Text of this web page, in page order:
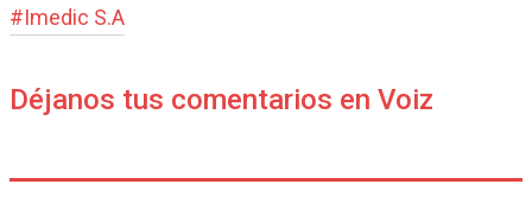
#Imedic S.A
Déjanos tus comentarios en Voiz